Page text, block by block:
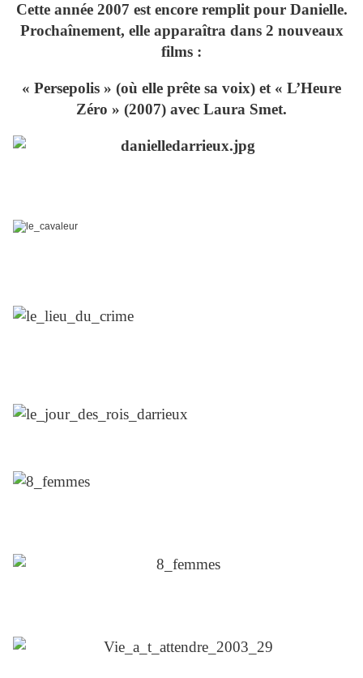
Cette année 2007 est encore remplit pour Danielle.
Prochaînement, elle apparaîtra dans 2 nouveaux
films :
« Persepolis » (où elle prête sa voix) et « L’Heure
Zéro » (2007) avec Laura Smet.